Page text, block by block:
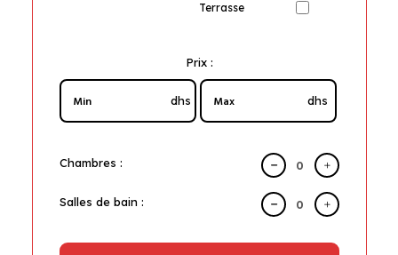
Terrasse
Prix :
dhs dhs
Chambres :
Salles de bain :